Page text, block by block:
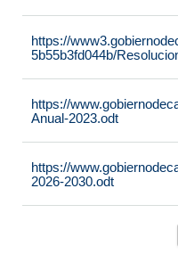
https://
5b55b3fd044b/
https://
Anual-2023.odt
https://
2026-2030.odt